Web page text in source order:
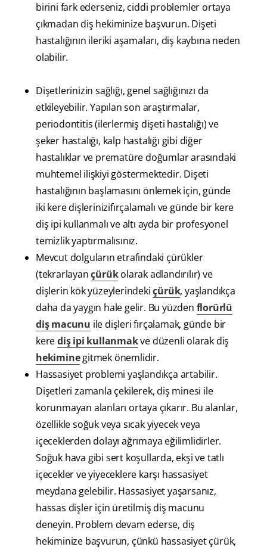
birini fark ederseniz, ciddi problemler ortaya
çıkmadan diş hekiminize başvurun. Dişeti
hastalığının ileriki aşamaları, diş kaybına neden
olabilir.
Dişetlerinizin sağlığı, genel sağlığınızı da
etkileyebilir. Yapılan son araştırmalar,
periodontitis (ilerlermiş dişeti hastalığı) ve
şeker hastalığı, kalp hastalığı gibi diğer
hastalıklar ve prematüre doğumlar arasındaki
muhtemel ilişkiyi göstermektedir. Dişeti
hastalığının başlamasını önlemek için, günde
iki kere dişlerinizifırçalamalı ve günde bir kere
diş ipi kullanmalı ve altı ayda bir profesyonel
temizlik yaptırmalısınız.
Mevcut dolguların etrafındaki çürükler
(tekrarlayançürükolarak adlandırılır) ve
dişlerin kök yüzeylerindekiçürük, yaşlandıkça
daha da yaygın hale gelir. Bu yüzden florürlü
diş macunu ile dişleri fırçalamak, günde bir
kerediş ipi kullanmakve düzenli olarak diş
hekiminegitmek önemlidir.
Hassasiyet problemi yaşlandıkça artabilir.
Dişetleri zamanla çekilerek, diş minesi ile
korunmayan alanları ortaya çıkarır. Bu alanlar,
özellikle soğuk veya sıcak yiyecek veya
içeceklerden dolayı ağrımaya eğilimlidirler.
Soğuk hava gibi sert koşullarda, ekşi ve tatlı
içecekler ve yiyeceklere karşı hassasiyet
meydana gelebilir. Hassasiyet yaşarsanız,
hassas dişler için üretilmiş diş macunu
deneyin. Problem devam ederse, diş
hekiminize başvurun, çünkü hassasiyet çürük,